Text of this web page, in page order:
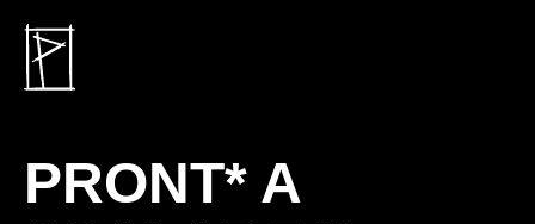
PRONT* A